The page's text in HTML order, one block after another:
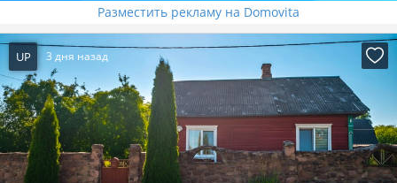
Разместить рекламу на Domovita
UP 3 дня назад